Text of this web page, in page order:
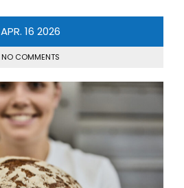
APR. 16 2026
NO COMMENTS